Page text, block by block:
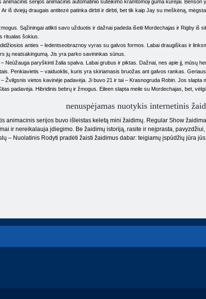
animacinis serijos animacinis automatinio suteikimo kramtomoji guma kūrėjai.
Ar iš dviejų draugais antitezė patinka dirbti ir dirbti, bet tik kaip Jay su meškėną,
Sąžiningai atlikti savo užduotis ir dažnai padeda išeiti Mordechajas ir Rigby iš
ritualas šokius.
anties – ledentseobraznoy vyras su galvos formos. Labai draugiškas ir
jų neatsakingumą. Jis yra parko savininkas sūnus.
– Neūžauga paryškinti žalia spalva. Labai grubus ir piktas. Dažnai, nes apie jį, mūsų
Penkiavietis – vaiduoklis, kuris yra skiriamasis bruožas ant galvos rankas.
Žvilgsnis vietos kavinėje padavėja. Ji buvo 21 ir tai – Krasnogruda Robin. Jos slapta
padavėja. Hibridinis bebrų ir žmogus. Eileen slapta meile su Mordechajas, bet,
nenuspėjamas nuotykis internetinis
animacinis serijos buvo išleistas keletą mini žaidimų. Regular Show
ir nereikalauja įdiegimo. Be žaidimų istoriją, rasite ir neįprasta,
– Nuolatinis Rodyti pradėti žaisti žaidimus dabar: teigiamų įspūdžių jūra